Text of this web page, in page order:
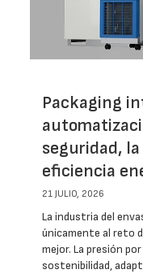
Packaging
seguridad,
eficiencia
21 JULIO, 2026
La industria del
únicamente al reto
mejor. La presión
sostenibilidad,